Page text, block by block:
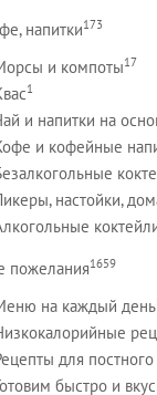
напитки173
и компоты17
1
и напитки на
и кофейные
настойки,
пожелания1659
на каждый день
для постного
быстро и